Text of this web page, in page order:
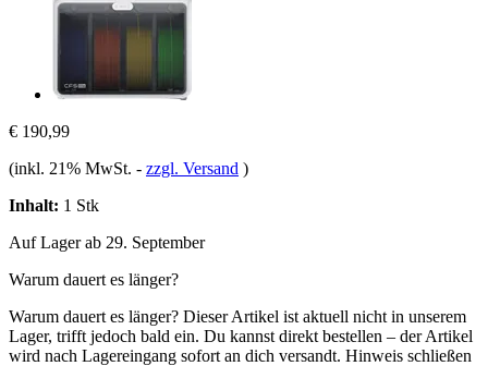
€ 190,99
(inkl. 21% MwSt. - zzgl. Versand )
Inhalt: 1 Stk
Auf Lager ab 29. September
Warum dauert es länger?
Warum dauert es länger? Dieser Artikel ist aktuell nicht in unserem
Lager, trifft jedoch bald ein. Du kannst direkt bestellen – der Artikel
wird nach Lagereingang sofort an dich versandt. Hinweis schließen